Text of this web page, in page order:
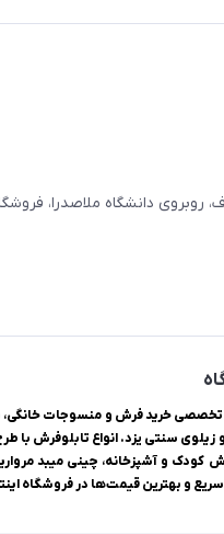
روبروی دانشگاه ملاصدرا،
زیلوی سنتی یزد. انواع تابلوفرش با
کودک و آشپزخانه، چینی میبد
و بهترین قیمت‌ها در فروشگاه